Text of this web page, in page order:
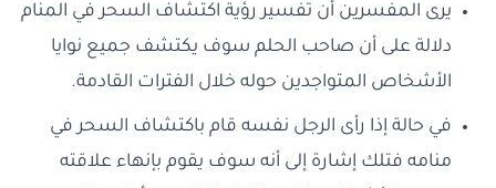
يرى المفسرين أن تفسير رؤية اكتشاف السحر في المنام
دلالة على أن صاحب الحلم سوف يكتشف جميع نوايا
الأشخاص المتواجدين حوله خلال الفترات القادمة.
في حالة إذا رأى الرجل نفسه قام باكتشاف السحر في
منامه فتلك إشارة إلى أنه سوف يقوم بإنهاء علاقته